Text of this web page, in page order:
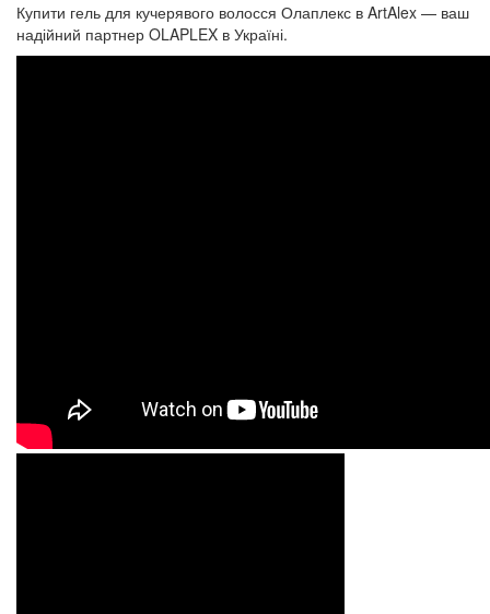
Купити гель для кучерявого волосся Олаплекс в ArtAlex — ваш
надійний партнер OLAPLEX в Україні.